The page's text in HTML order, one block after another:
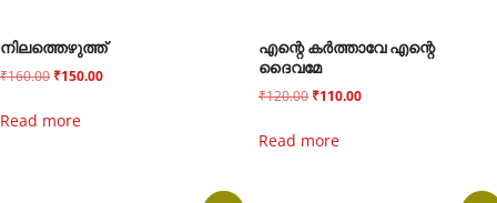
നിലത്തെഴുത്ത്
₹160.00 ₹150.00
Read more
എന്റെ കർത്താവേ എന്റെ
ദൈവമേ
₹120.00 ₹110.00
Read more